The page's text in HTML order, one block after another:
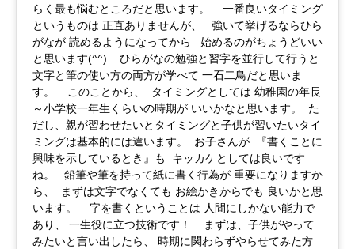
らく最も悩むところだと思います。 一番良いタイミング
というものは 正直ありませんが、 強いて挙げるならひら
がなが 読めるようになってから 始めるのがちょうどいい
と思います(^^) ひらがなの勉強と習字を並行して行うと
文字と筆の使い方の両方が学べて 一石二鳥だと思いま
す。 このことから、 タイミングとしては 幼稚園の年長
～小学校一年生くらいの時期が いいかなと思います。 た
だし、親が習わせたいとタイミングと子供が習いたいタイ
ミングは基本的には違います。 お子さんが 『書くことに
興味を示しているとき』も キッカケとしては良いです
ね。 鉛筆や筆を持って紙に書く行為が 重要になりますか
ら、 まずは文字でなくても お絵かきからでも 良いかと思
います。 字を書くということは 人間にしかない能力で
あり、 一生役に立つ技術です！ まずは、子供がやって
みたいと言い出したら、 時期に関わらずやらせてみた方